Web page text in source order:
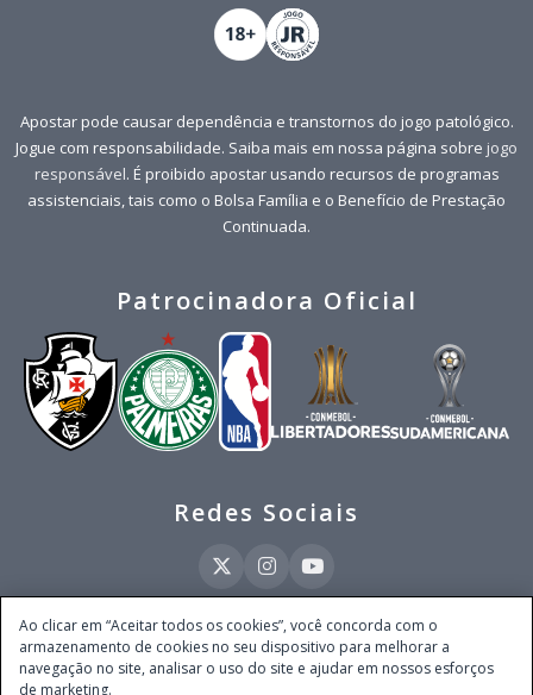
Apostar pode causar dependência e transtornos do jogo patológico.
Jogue com responsabilidade. Saiba mais em nossa página sobre jogo
responsável. É proibido apostar usando recursos de programas
assistenciais, tais como o Bolsa Família e o Benefício de Prestação
Continuada.
Patrocinadora Oficial
Redes Sociais
Este site é operado pela Ventmear Brasil LTDA (CNPJ 52.868.380/0001-84), com
endereço na Avenida Brigadeiro Faria Lima, nº 4.055, 3º andar, Itaim Bibi, no
Município de São Paulo, Estado de São Paulo, CEP 04538-133, Brasil - empresa
Ao clicar em “Aceitar todos os cookies”, você concorda com o
armazenamento de cookies no seu dispositivo para melhorar a
navegação no site, analisar o uso do site e ajudar em nossos esforços
de marketing.